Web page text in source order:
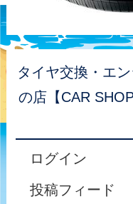
タイヤ交換・エ
の店【CAR
ログイン
投稿フィード